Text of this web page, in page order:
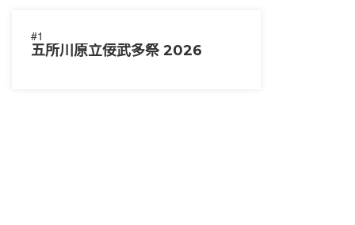
#1
五所川原立佞武多祭 2026